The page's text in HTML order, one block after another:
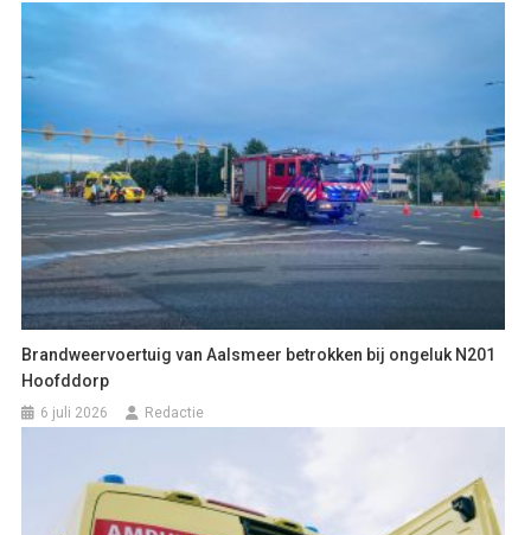
Brandweervoertuig van Aalsmeer betrokken bij ongeluk N201
Hoofddorp
6 juli 2026 Redactie